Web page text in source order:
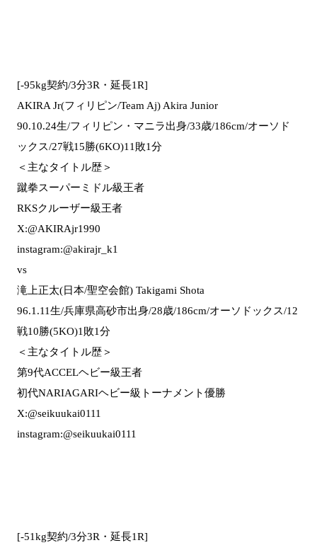
[-95kg契約/3分3R・延長1R]
AKIRA Jr(フィリピン/Team Aj) Akira Junior
90.10.24生/フィリピン・マニラ出身/33歳/186cm/オーソド
ックス/27戦15勝(6KO)11敗1分
＜主なタイトル歴＞
蹴拳スーパーミドル級王者
RKSクルーザー級王者
X:@AKIRAjr1990
instagram:@akirajr_k1
vs
滝上正太(日本/聖空会館) Takigami Shota
96.1.11生/兵庫県高砂市出身/28歳/186cm/オーソドックス/12
戦10勝(5KO)1敗1分
＜主なタイトル歴＞
第9代ACCELヘビー級王者
初代NARIAGARIヘビー級トーナメント優勝
X:@seikuukai0111
instagram:@seikuukai0111
[-51kg契約/3分3R・延長1R]